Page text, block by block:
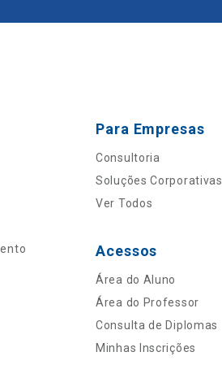
Para Empresas
Consultoria
Soluções Corporativas
Ver Todos
Acessos
Área do Aluno
Área do Professor
Consulta de Diplomas
Minhas Inscrições